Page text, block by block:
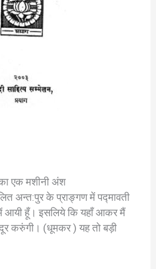
एक मशीनी अंश
अन्त:पुर के प्राङ्गण में पद्मावती
आयी हूँ। इसलिये कि यहाँ आकर मैं
करुंगी। (धूमकर ) यह तो बड़ी